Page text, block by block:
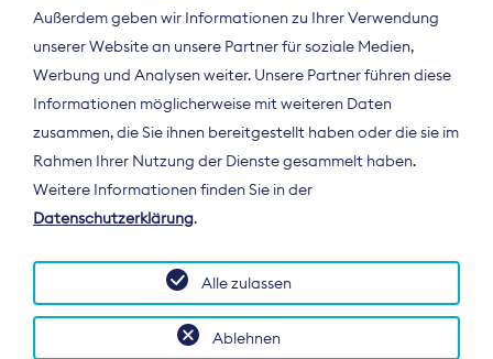
Der Bundesverband Digitalpublisher und
Zeitungsverleger (BDZV) vertritt als
Spitzenorganisation die Interessen der
Deutschland und auf EU-Ebene.
Außerdem geben wir Informationen zu Ihrer Verwendung
unserer Website an unsere Partner für soziale Medien,
Werbung und Analysen weiter. Unsere Partner führen diese
Informationen möglicherweise mit weiteren Daten
zusammen, die Sie ihnen bereitgestellt haben oder die sie im
Rahmen Ihrer Nutzung der Dienste gesammelt haben.
Weitere Informationen finden Sie in der
Datenschutzerklärung.
Ablehnen
Alle zulassen